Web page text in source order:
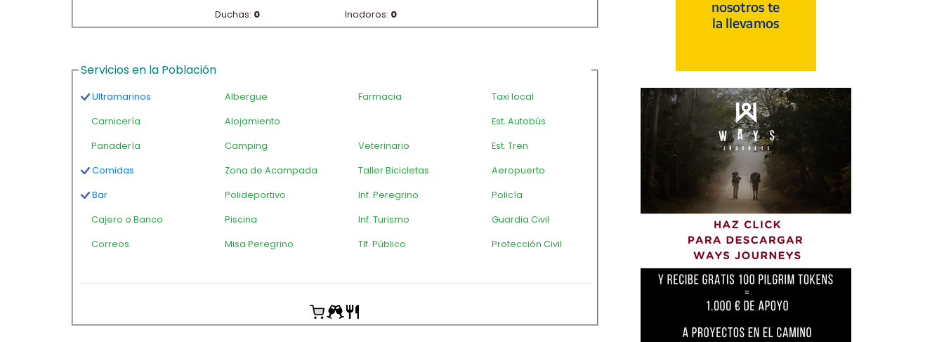
Duchas: 0 Inodoros: 0
Servicios en la Población
Ultramarinos Albergue Farmacia Taxi local
Carnicería Alojamiento Est. Autobús
Panadería Camping Veterinario Est. Tren
Comidas Zona de Acampada Taller Bicicletas Aeropuerto
Bar Polideportivo Inf. Peregrino Policía
Cajero o Banco Piscina Inf. Turismo Guardia Civil
Correos Misa Peregrino Tlf. Público Protección Civil